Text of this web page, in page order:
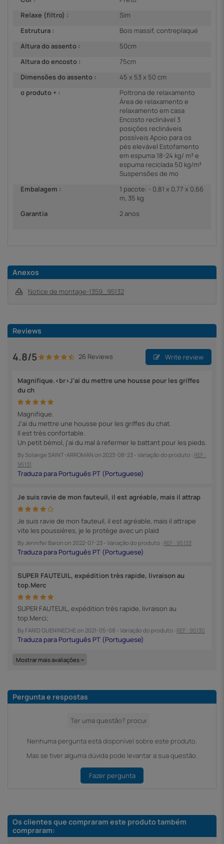
Relaxe (filtro) :
Sim
Estrutura :
Bois massif, contreplaqué
Altura do assento :
50cm
Altura do encosto :
75cm
Dimensões do assento :
45 x 53 x 50 cm
o produto + :
Poltrona de relaxamento
Área de relaxamento e
relaxamento em casa
Encosto reclinável 3
posições reclináveis
possíveis Apoio para os
pés elevável Estofamento
em espuma 18-24 kg/ m³ e
espuma reciclada 50 kg/m³
Suspensões de mo
Embalagem :
1 pacote: - 0,81 x 0,77 x 0,66
m, 35 kg
Garantia
2 anos
Anexos
Notice de montage-1359_95132
Reviews
4.8/5 26 Reviews Write review
Magnifique.<br>J'ai du mettre une housse pour les griffes
du ch
Magnifique.
J'ai du mettre une housse pour les griffes du chat.
Il est très confortable.
Un petit bémol, j'ai du mal à refermer le battant pour les pieds.
By Solange SAINT-ARROMAN on 2023-08-23 - Variação do produto : REF :
95131
Je suis ravie de mon fauteuil, il est agréable, mais il attrap
Je suis ravie de mon fauteuil, il est agréable, mais il attrape
vite les poussières, je le protège avec un plaid
ByJennifer Baron on 2022-07-23 - Variação do produto : REF : 95133
SUPER FAUTEUIL, expédition très rapide, livraison au
top.Merc
SUPER FAUTEUIL, expédition très rapide, livraison au
top.Merci;
By FARID GUENINECHEon 2021-05-08 - Variação do produto : REF : 95130
Mostrar mais avaliações
Pergunta e respostas
Nenhuma pergunta está disponível sobre este produto.
Mas se tiver alguma dúvida pode levantar a sua questão.
Fazer pergunta
Os clientes que compraram este produto também
compraram: